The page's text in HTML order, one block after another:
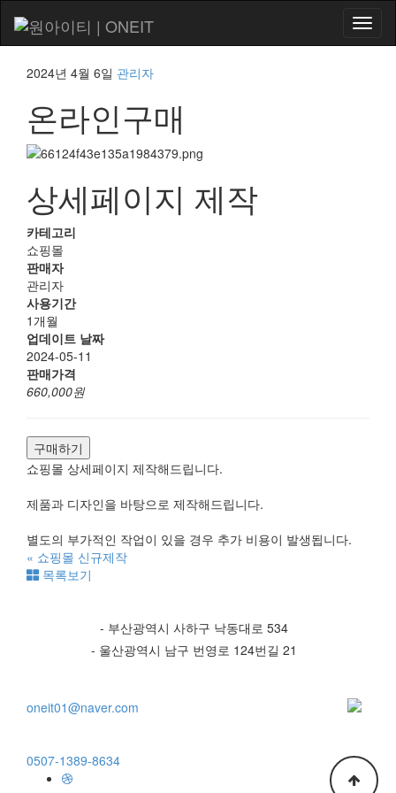
내
비
2024년 4월 6일 관리자
온라인구매
상세페이지 제작
카테고리
쇼핑몰
판매자
관리자
사용기간
1개월
업데이트 날짜
2024-05-11
판매가격
660,000원
구매하기
쇼핑몰 상세페이지 제작해드립니다.
제품과 디자인을 바탕으로 제작해드립니다.
별도의 부가적인 작업이 있을 경우 추가 비용이 발생됩니다.
« 쇼핑몰 신규제작
목록보기
- 부산광역시 사하구 낙동대로 534
- 울산광역시 남구 번영로 124번길 21
oneit01@naver.com
0507-1389-8634
Go